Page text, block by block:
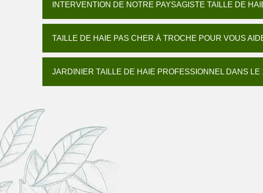
INTERVENTION DE NOTRE PAYSAGISTE TAILLE DE
TAILLE DE HAIE PAS CHER À TROCHE POUR VOUS
JARDINIER TAILLE DE HAIE PROFESSIONNEL DANS LE